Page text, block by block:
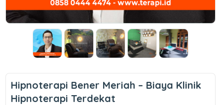
Hipnoterapi Bener Meriah – Biaya Klinik
Hipnoterapi Terdekat